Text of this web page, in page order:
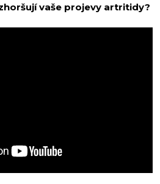
vaše projevy artritidy?